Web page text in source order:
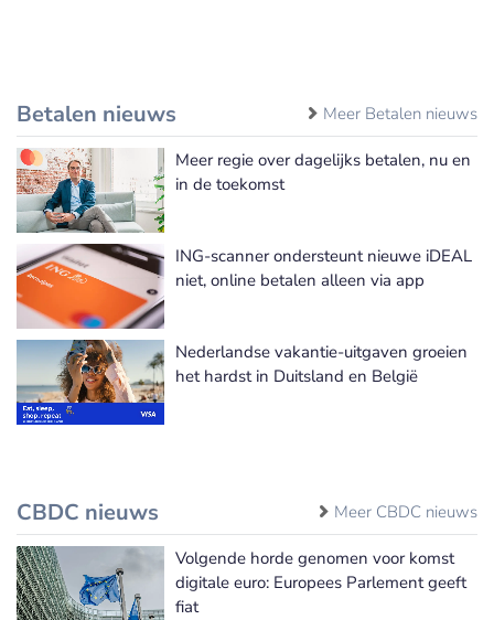
Betalen nieuws Meer Betalen nieuws
Meer regie over dagelijks betalen, nu en
in de toekomst
ING-scanner ondersteunt nieuwe iDEAL
niet, online betalen alleen via app
Nederlandse vakantie-uitgaven groeien
het hardst in Duitsland en België
CBDC nieuws Meer CBDC nieuws
Volgende horde genomen voor komst
digitale euro: Europees Parlement geeft
fiat